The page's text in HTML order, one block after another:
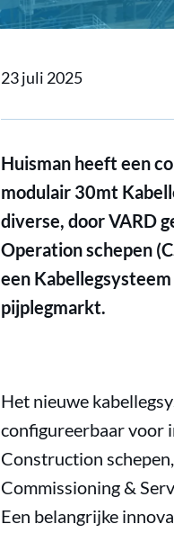
23 juli 2025
Huisman heeft een
modulair 30mt
diverse, door VARD
Operation schepen
een
pijplegmarkt.
Het nieuwe
configureerbaar voor
Construction
Commissioning &
Een belangrijke